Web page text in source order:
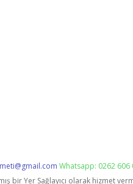
Whatsapp: 0262 606
bir Yer Sağlayıcı olarak hizmet